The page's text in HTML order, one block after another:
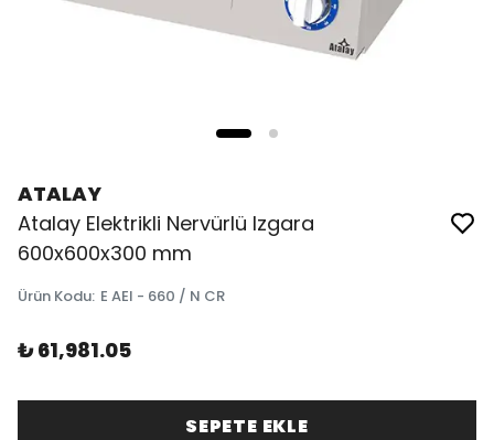
ATALAY
Atalay Elektrikli Nervürlü Izgara
600x600x300 mm
Ürün Kodu: E AEI - 660 / N CR
₺ 61,981.05
SEPETE EKLE